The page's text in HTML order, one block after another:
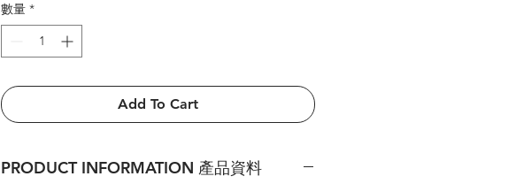
數量 *
Add To Cart
PRODUCT INFORMATION 產品資料